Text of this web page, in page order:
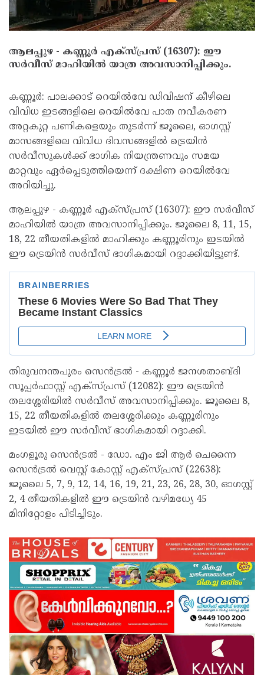
ആലപ്പുഴ - കണ്ണൂർ എക്സ്പ്രസ് (16307): ഈ
സർവീസ് മാഹിയിൽ യാത്ര അവസാനിപ്പിക്കും.
കണ്ണൂർ: പാലക്കാട് റെയിൽവേ ഡിവിഷന് കീഴിലെ
വിവിധ ഇടങ്ങളിലെ റെയിൽവേ പാത നവീകരണ
അറ്റകുറ്റ പണികളെയും തുടർന്ന് ജൂലൈ, ഓഗസ്റ്റ്
മാസങ്ങളിലെ വിവിധ ദിവസങ്ങളിൽ ട്രെയിൻ
സർവീസുകൾക്ക് ഭാഗിക നിയന്ത്രണവും സമയ
മാറ്റവും ഏർപ്പെടുത്തിയെന്ന് ദക്ഷിണ റെയിൽവേ
അറിയിച്ചു.
ആലപ്പുഴ - കണ്ണൂർ എക്സ്പ്രസ് (16307): ഈ സർവീസ്
മാഹിയിൽ യാത്ര അവസാനിപ്പിക്കും. ജൂലൈ 8, 11, 15,
18, 22 തീയതികളിൽ മാഹിക്കും കണ്ണൂരിനും ഇടയിൽ
ഈ ട്രെയിൻ സർവീസ് ഭാഗികമായി റദ്ദാക്കിയിട്ടുണ്ട്.
തിരുവനന്തപുരം സെൻട്രൽ - കണ്ണൂർ ജനശതാബ്ദി
സൂപ്പർഫാസ്റ്റ് എക്സ്പ്രസ് (12082): ഈ ട്രെയിൻ
തലശ്ശേരിയിൽ സർവീസ് അവസാനിപ്പിക്കും. ജൂലൈ 8,
15, 22 തീയതികളിൽ തലശ്ശേരിക്കും കണ്ണൂരിനും
ഇടയിൽ ഈ സർവീസ് ഭാഗികമായി റദ്ദാക്കി.
മംഗളൂരു സെൻട്രൽ - ഡോ. എം ജി ആർ ചെന്നൈ
സെൻട്രൽ വെസ്റ്റ് കോസ്റ്റ് എക്സ്പ്രസ് (22638):
ജൂലൈ 5, 7, 9, 12, 14, 16, 19, 21, 23, 26, 28, 30, ഓഗസ്റ്റ്
2, 4 തീയതികളിൽ ഈ ട്രെയിൻ വഴിമധ്യേ 45
മിനിറ്റോളം പിടിച്ചിടും.